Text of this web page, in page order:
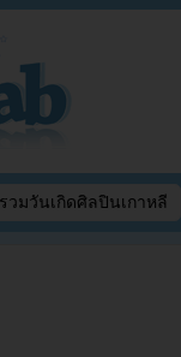
รวมวันเกิดศิลปินเกาหลี